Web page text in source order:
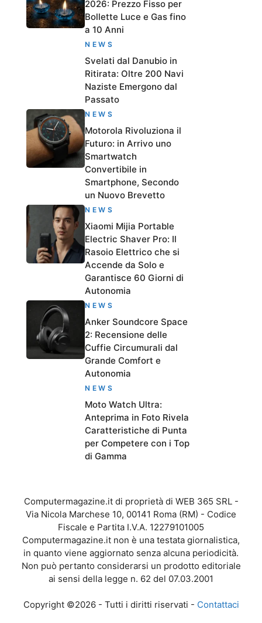
2026: Prezzo Fisso per
Bollette Luce e Gas fino
a 10 Anni
NEWS
Svelati dal Danubio in
Ritirata: Oltre 200 Navi
Naziste Emergono dal
Passato
NEWS
Motorola Rivoluziona il
Futuro: in Arrivo uno
Smartwatch
Convertibile in
Smartphone, Secondo
un Nuovo Brevetto
NEWS
Xiaomi Mijia Portable
Electric Shaver Pro: Il
Rasoio Elettrico che si
Accende da Solo e
Garantisce 60 Giorni di
Autonomia
NEWS
Anker Soundcore Space
2: Recensione delle
Cuffie Circumurali dal
Grande Comfort e
Autonomia
NEWS
Moto Watch Ultra:
Anteprima in Foto Rivela
Caratteristiche di Punta
per Competere con i Top
di Gamma
Computermagazine.it di proprietà di WEB 365 SRL -
Via Nicola Marchese 10, 00141 Roma (RM) - Codice
Fiscale e Partita I.V.A. 12279101005
Computermagazine.it non è una testata giornalistica,
in quanto viene aggiornato senza alcuna periodicità.
Non può pertanto considerarsi un prodotto editoriale
ai sensi della legge n. 62 del 07.03.2001
Copyright ©2026 - Tutti i diritti riservati - Contattaci